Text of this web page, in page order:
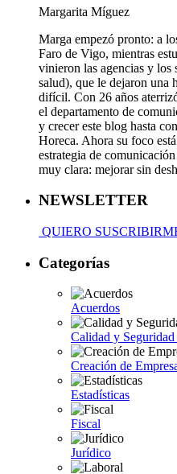
Margarita Míguez
Marga empezó pronto: a
Faro de Vigo, mientras
vinieron las agencias y los
salud), que le dejaron una
difícil. Con 26 años
el departamento de
y crecer este blog hasta
Horeca. Ahora su foco
estrategia de
muy clara: mejorar sin
NEWSLETTER
QUIERO
Categorías
Acuerdos
Calidad y
Creación de
Estadísticas
Fiscal
Jurídico